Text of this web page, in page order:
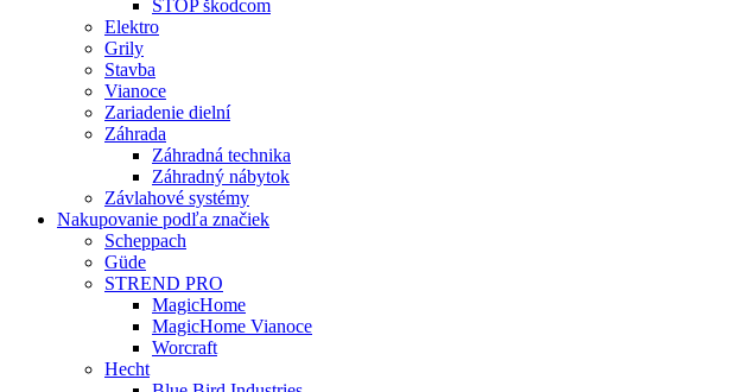
STOP škodcom
Elektro
Grily
Stavba
Vianoce
Zariadenie dielní
Záhrada
Záhradná technika
Záhradný nábytok
Závlahové systémy
Nakupovanie podľa značiek
Scheppach
Güde
STREND PRO
MagicHome
MagicHome Vianoce
Worcraft
Hecht